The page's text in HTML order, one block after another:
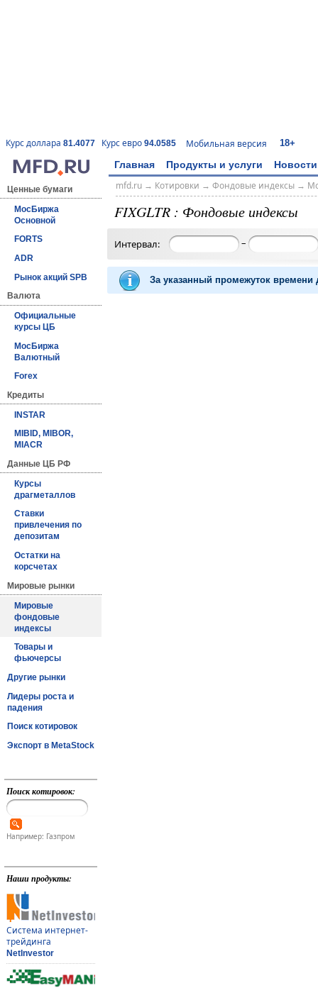
Курс доллара 81.4077 Курс евро 94.0585 Мобильная версия 18+
Главная Продукты и услуги Новости
Ценные бумаги
МосБиржа
Основной
FORTS
ADR
Рынок акций SPB
Валюта
Официальные
курсы ЦБ
МосБиржа
Валютный
Forex
Кредиты
INSTAR
MIBID, MIBOR,
MIACR
Данные ЦБ РФ
Курсы
драгметаллов
Ставки
привлечения по
депозитам
Остатки на
корсчетах
Мировые рынки
Мировые
фондовые
индексы
Товары и
фьючерсы
Другие рынки
Лидеры роста и
падения
Поиск котировок
Экспорт в MetaStock
Поиск котировок:
Например: Газпром
Наши продукты:
Система интернет-
трейдинга
NetInvestor
mfd.ru→ Котировки → Фондовые индексы→
FIXGLTR : Фондовые индексы
Интервал: –
За указанный промежуток времени